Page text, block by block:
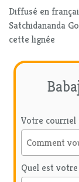
Diffusé en
Satchidananda
cette lignée
Votre courriel
Quel est